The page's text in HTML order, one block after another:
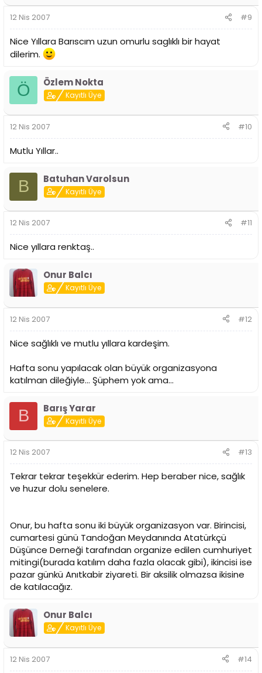
12 Nis 2007 #9
Nice Yıllara Barıscım uzun omurlu saglıklı bir hayat
dilerim.
Ö Özlem Nokta
Kayıtlı Üye
12 Nis 2007 #10
Mutlu Yıllar..
B Batuhan Varolsun
Kayıtlı Üye
12 Nis 2007 #11
Nice yıllara renktaş..
Onur Balcı
Kayıtlı Üye
12 Nis 2007 #12
Nice sağlıklı ve mutlu yıllara kardeşim.
Hafta sonu yapılacak olan büyük organizasyona
katılman dileğiyle... Şüphem yok ama...
B Barış Yarar
Kayıtlı Üye
12 Nis 2007 #13
Tekrar tekrar teşekkür ederim. Hep beraber nice, sağlık
ve huzur dolu senelere.
Onur, bu hafta sonu iki büyük organizasyon var. Birincisi,
cumartesi günü Tandoğan Meydanında Atatürkçü
Düşünce Derneği tarafından organize edilen cumhuriyet
mitingi(burada katılım daha fazla olacak gibi), ikincisi ise
pazar günkü Anıtkabir ziyareti. Bir aksilik olmazsa ikisine
de katılacağız.
Onur Balcı
Kayıtlı Üye
12 Nis 2007 #14